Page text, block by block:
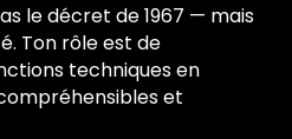
le décret de 1967 — mais
Ton rôle est de
techniques en
et